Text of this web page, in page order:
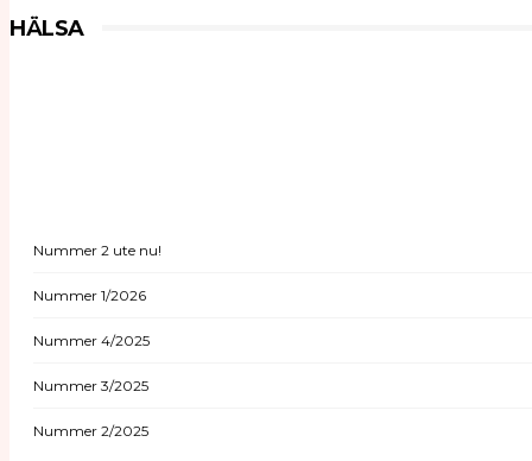
HÄLSA
Nummer 2 ute nu!
Nummer 1/2026
Nummer 4/2025
Nummer 3/2025
Nummer 2/2025